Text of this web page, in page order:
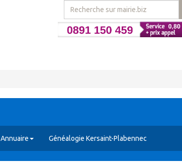
Annuaire Généalogie Kersaint-Plabennec